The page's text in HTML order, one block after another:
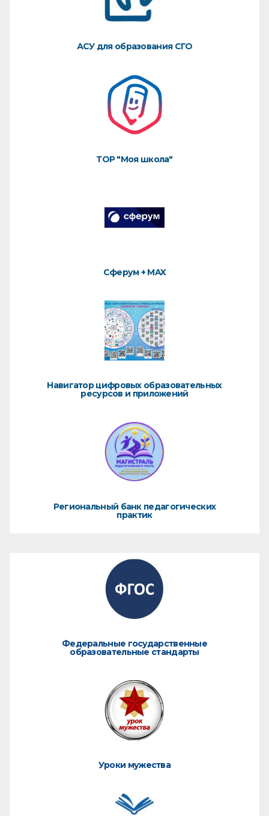
АСУ для образования СГО
ТОР "Моя школа"
Сферум + MAX
Навигатор цифровых образовательных
ресурсов и приложений
Региональный банк педагогических
практик
Федеральные государственные
образовательные стандарты
Уроки мужества